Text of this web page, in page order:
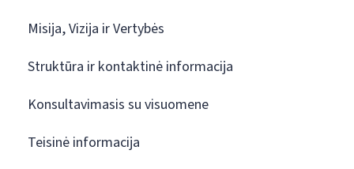
Misija, Vizija ir Vertybės
Struktūra ir kontaktinė informacija
Konsultavimasis su visuomene
Teisinė informacija